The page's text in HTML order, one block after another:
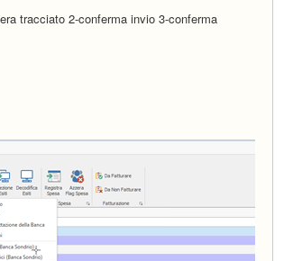
tracciato 2-conferma invio 3-conferma